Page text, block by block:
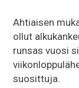
Ahtiaisen
ollut
runsas vuosi
suosittuja.